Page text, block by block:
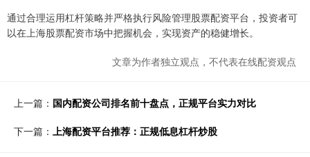
通过合理运用杠杆策略并严格执行风险管理股票配资平台，投资者可
以在上海股票配资市场中把握机会，实现资产的稳健增长。
文章为作者独立观点，不代表在线配资观点
上一篇： 国内配资公司排名前十盘点，正规平台实力对比
下一篇： 上海配资平台推荐：正规低息杠杆炒股